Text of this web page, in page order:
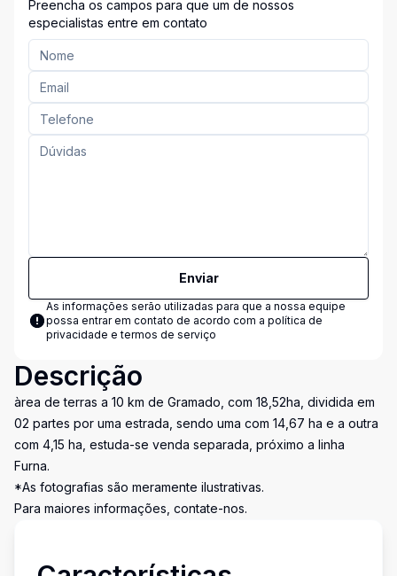
Preencha os campos para que um de nossos
especialistas entre em contato
Enviar
As informações serão utilizadas para que a nossa equipe
possa entrar em contato de acordo com a política de
privacidade e termos de serviço
Descrição
àrea de terras a 10 km de Gramado, com 18,52ha, dividida em
02 partes por uma estrada, sendo uma com 14,67 ha e a outra
com 4,15 ha, estuda-se venda separada, próximo a linha
Furna.
*As fotografias são meramente ilustrativas.
Para maiores informações, contate-nos.